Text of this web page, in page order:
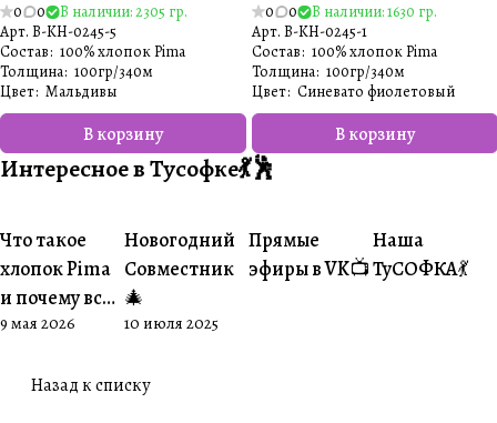
0 0
В наличии: 2305 гр.
Арт. B-KH-0245-5
В корзину
Состав: 100% хлопок Pima
Толщина: 100гр/340м
Цвет: Мальдивы
0 0
В наличии: 1630 гр.
Арт. B-KH-0245-1
В корзину
Состав: 100% хлопок Pima
Толщина: 100гр/340м
Цвет: Синевато фиолетовый
Интересное в Тусофке💃🕺
#О пряже
Что такое
хлопок Pima
и почему все
его обожают
9 мая 2026
#Совместники
Новогодний
Совместник
🎄
10 июля 2025
#Житуха
Прямые
эфиры в VK📺
Наша
ТуСОФКА💃
Назад к списку